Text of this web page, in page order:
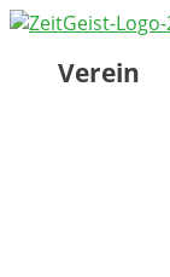
Verein